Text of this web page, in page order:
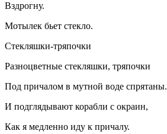
Вздрогну.
Мотылек бьет стекло.
Стекляшки-тряпочки
Разноцветные стекляшки, тряпочки
Под причалом в мутной воде спрятаны.
И подглядывают корабли с окраин,
Как я медленно иду к причалу.